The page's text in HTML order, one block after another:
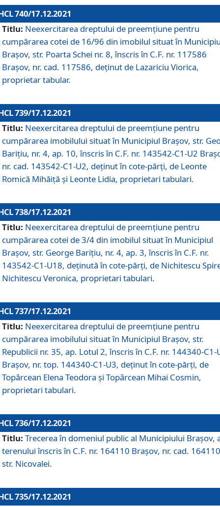
740/17.12.2021
Titlu: Neexercitarea dreptului de preemţiune pentru
cumpărarea cotei de 16/96 din imobilul situat în
Braşov, str. Poarta Schei nr. 8, înscris în C.F. nr. 117586
Brașov, nr. cad. 117586, deținut de Lazariciu Viorica,
proprietar tabular.
739/17.12.2021
Titlu: Neexercitarea dreptului de preemţiune pentru
cumpărarea imobilului situat în Municipiul Braşov, str.
Barițiu, nr. 4, ap. 10, înscris în C.F. nr. 143542-C1-U2
nr. cad. 143542-C1-U2, deținut în cote-părți, de Leonte
Romică Mihăiță și Leonte Lidia, proprietari tabulari.
738/17.12.2021
Titlu: Neexercitarea dreptului de preemţiune pentru
cumpărarea cotei de 3/4 din imobilul situat în Municipiul
Braşov, str. George Barițiu, nr. 4, ap. 3, înscris în C.F. nr.
143542-C1-U18, deținută în cote-părți, de Nichitescu
Nichitescu Veronica, proprietari tabulari.
737/17.12.2021
Titlu: Neexercitarea dreptului de preemţiune pentru
cumpărarea imobilului situat în Municipiul Braşov, str.
Republicii nr. 35, ap. Lotul 2, înscris în C.F. nr. 144340-C1-
Brașov, nr. top. 144340-C1-U3, deținut în cote-părți, de
Topârcean Elena Teodora și Topârcean Mihai Cosmin,
proprietari tabulari.
736/17.12.2021
Titlu: Trecerea în domeniul public al Municipiului Braşov,
terenului înscris în C.F. nr. 164110 Brașov, nr. cad.
str. Nicovalei.
735/17.12.2021